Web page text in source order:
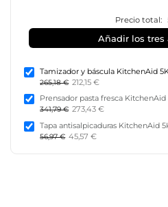
Precio total:
Añadir los tres
Tamizador y báscula KitchenAid
265,18 € 212,15 €
Prensador pasta fresca KitchenAid
341,79 € 273,43 €
Tapa antisalpicaduras KitchenAid
56,97 € 45,57 €